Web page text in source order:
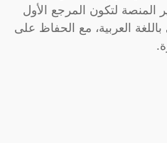
لتكون المرجع الأول
العربية، مع الحفاظ على